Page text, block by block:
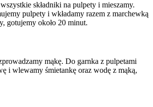
składniki na pulpety i mieszamy.
pulpety i wkładamy razem z marchewką
gotujemy około 20 minut.
mąkę. Do garnka z pulpetami
i wlewamy śmietankę oraz wodę z mąką,